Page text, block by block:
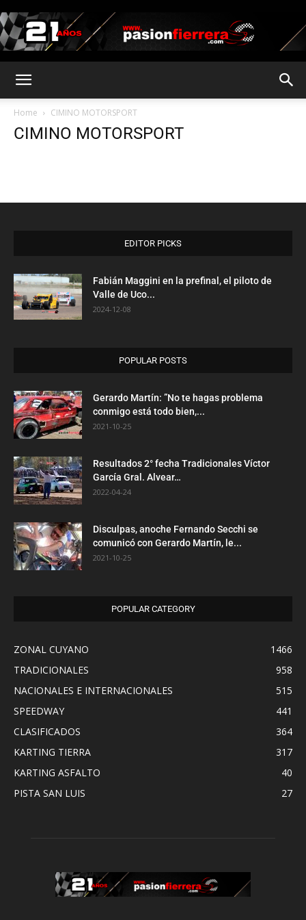
Home CIMINO MOTORSPORT
CIMINO MOTORSPORT
EDITOR PICKS
Fabián Maggini en la prefinal, el piloto de
Valle de Uco...
2024-12-08
POPULAR POSTS
Gerardo Martín: ”No te hagas problema
conmigo está todo bien,...
2021-10-25
Resultados 2° fecha Tradicionales Víctor
García Gral. Alvear…
2022-04-24
Disculpas, anoche Fernando Secchi se
comunicó con Gerardo Martín, le...
2021-10-25
POPULAR CATEGORY
ZONAL CUYANO
1466
TRADICIONALES
958
NACIONALES E INTERNACIONALES
515
SPEEDWAY
441
CLASIFICADOS
364
KARTING TIERRA
317
KARTING ASFALTO
40
PISTA SAN LUIS
27